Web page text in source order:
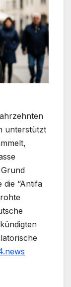
unterstützt
die “Antifa